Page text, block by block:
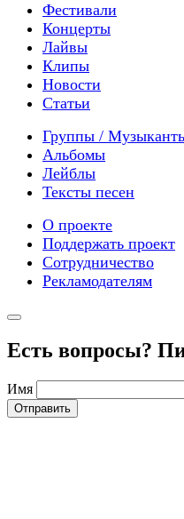
Фестивали
Концерты
Лайвы
Клипы
Новости
Статьи
Группы /
Альбомы
Лейблы
Тексты песен
О проекте
Поддержать проект
Сотрудничество
Рекламодателям
Есть вопросы?
Имя